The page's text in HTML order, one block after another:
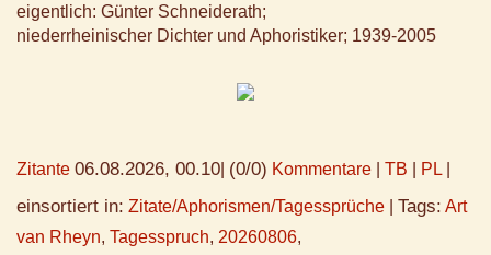
eigentlich: Günter Schneiderath;
niederrheinischer Dichter und Aphoristiker; 1939-2005
Zitante 06.08.2026, 00.10 (0/0) Kommentare TB PL
einsortiert in: Zitate/Aphorismen/Tagessprüche Tags: Art
van Rheyn, Tagesspruch, 20260806,